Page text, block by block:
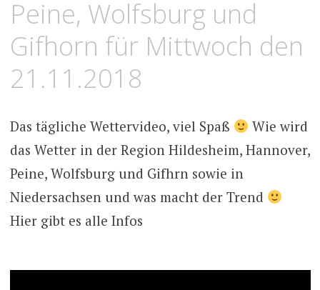
Peine, Wolfsburg und
Gifhorn für Mittwoch den
21.11.2018
Das tägliche Wettervideo, viel Spaß
Wie wird
das Wetter in der Region Hildesheim, Hannover,
Peine, Wolfsburg und Gifhrn sowie in
Niedersachsen und was macht der Trend
Hier gibt es alle Infos